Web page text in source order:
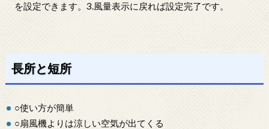
を設定できます。3.風量表示に戻れば設定完了です。
長所と短所
○使い方が簡単
○扇風機よりは涼しい空気が出てくる